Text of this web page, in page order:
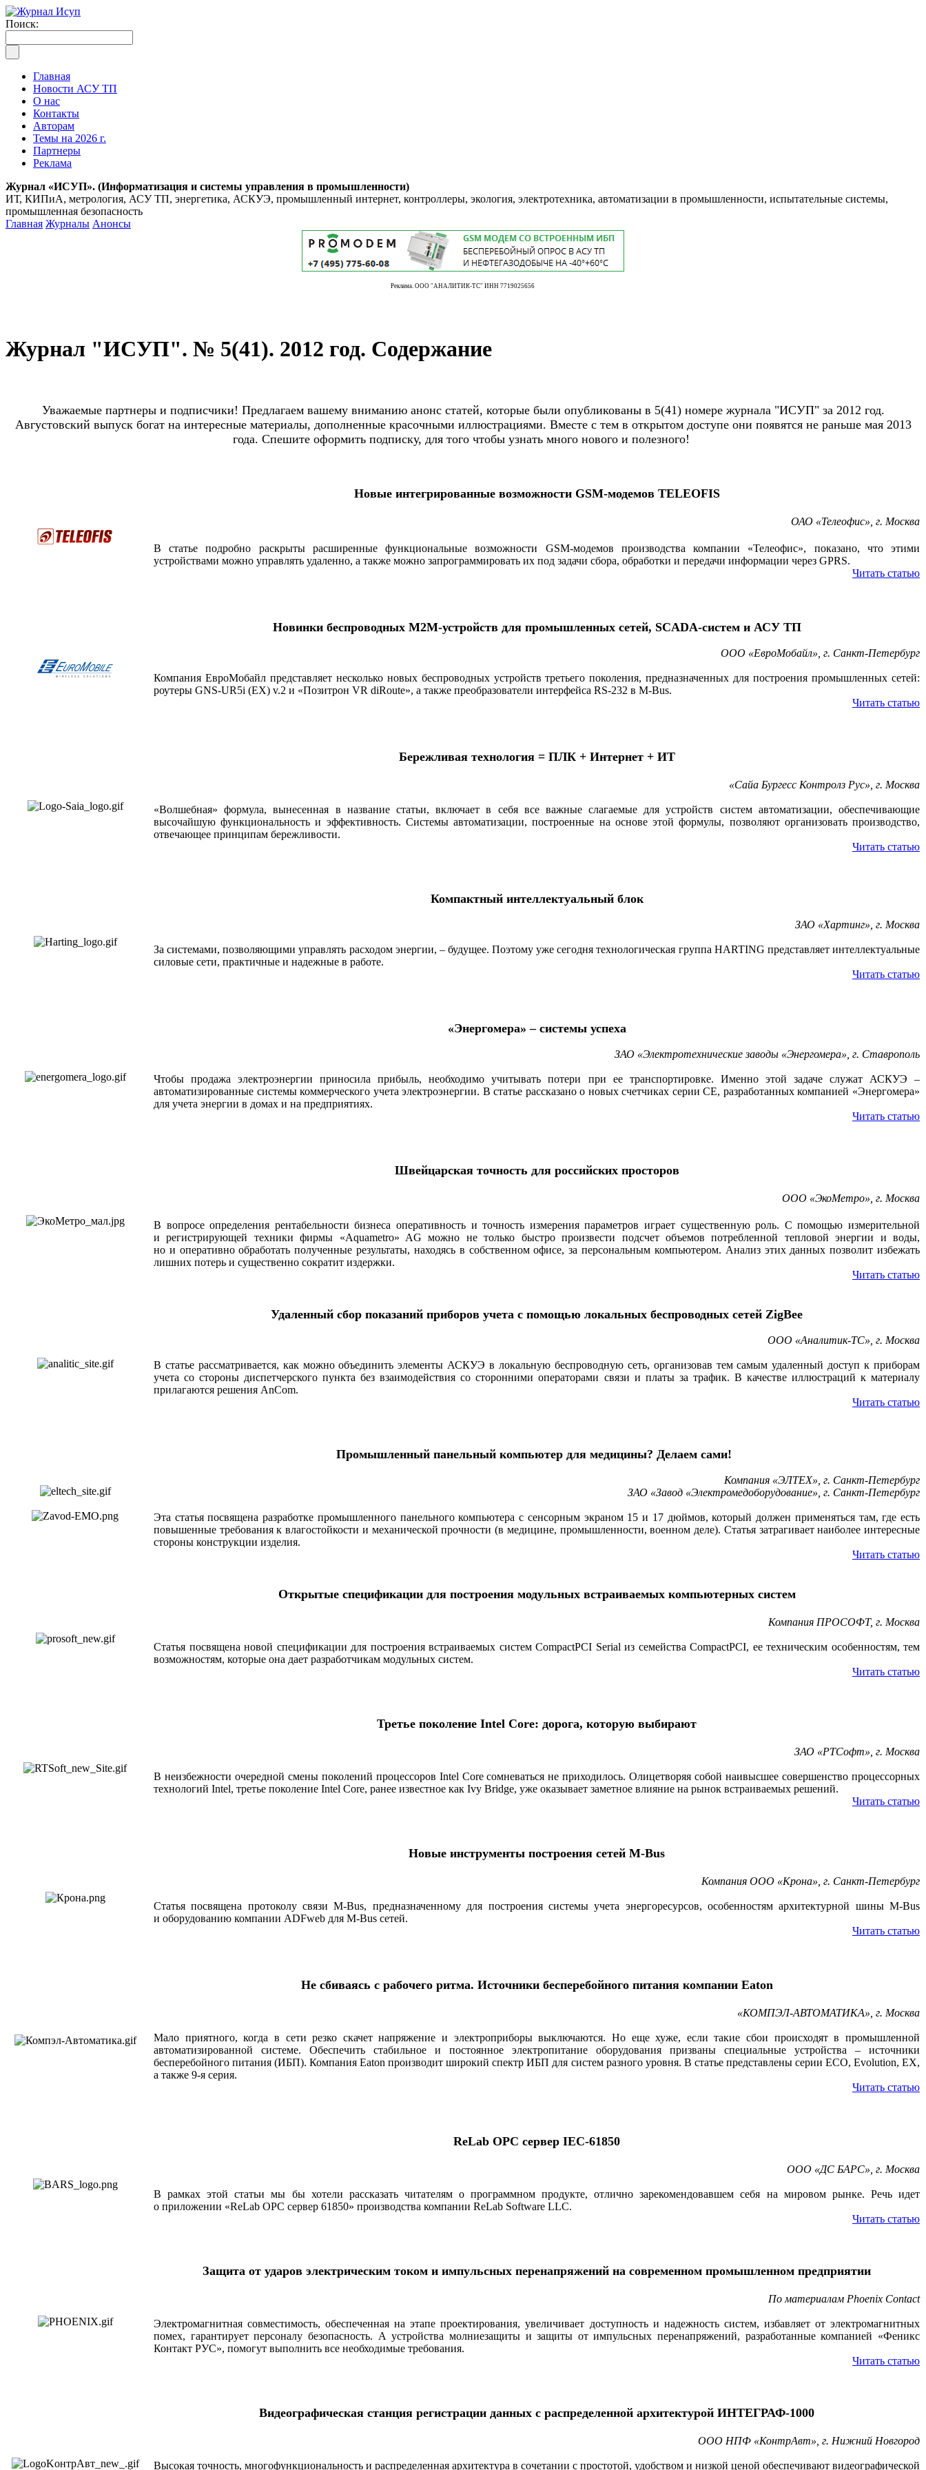
Поиск:
Главная
Новости АСУ ТП
О нас
Контакты
Авторам
Темы на 2026 г.
Партнеры
Реклама
Журнал «ИСУП». (Информатизация и системы управления в промышленности)
ИТ, КИПиА, метрология, АСУ ТП, энергетика, АСКУЭ, промышленный интернет, контроллеры, экология, электротехника, автоматизации в промышленности, испытательные системы,
промышленная безопасность
Главная Журналы Анонсы
Реклама. ООО "АНАЛИТИК-ТС" ИНН 7719025656
Журнал "ИСУП". № 5(41). 2012 год. Содержание
Уважаемые партнеры и подписчики! Предлагаем вашему вниманию анонс статей, которые были опубликованы в 5(41) номере журнала "ИСУП" за 2012 год.
Августовский выпуск богат на интересные материалы, дополненные красочными иллюстрациями. Вместе с тем в открытом доступе они появятся не раньше мая 2013
года. Спешите оформить подписку, для того чтобы узнать много нового и полезного!
Новые интегрированные возможности GSM-модемов TELEOFIS
ОАО «Телеофис», г. Москва
В статье подробно раскрыты расширенные функциональные возможности GSM-модемов производства компании «Телеофис», показано, что этими
устройствами можно управлять удаленно, а также можно запрограммировать их под задачи сбора, обработки и передачи информации через GPRS.
Читать статью
Новинки беспроводных M2M-устройств для промышленных сетей, SCADA-систем и АСУ ТП
ООО «ЕвроМобайл», г. Санкт-Петербург
Компания ЕвроМобайл представляет несколько новых беспроводных устройств третьего поколения, предназначенных для построения промышленных сетей:
роутеры GNS-UR5i (EX) v.2 и «Позитрон VR diRoute», а также преобразователи интерфейса RS-232 в M-Bus.
Читать статью
Бережливая технология = ПЛК + Интернет + ИТ
«Сайа Бургесс Контролз Рус», г. Москва
«Волшебная» формула, вынесенная в название статьи, включает в себя все важные слагаемые для устройств систем автоматизации, обеспечивающие
высочайшую функциональность и эффективность. Системы ­автоматизации, построенные на основе этой формулы, позволяют организовать производство,
отвечающее принципам бережливости.
Читать статью
Компактный интеллектуальный блок
ЗАО «Хартинг», г. Москва
За системами, позволяющими управлять расходом энергии, – будущее. Поэтому уже сегодня технологическая группа HARTING представляет интеллектуальные
силовые сети, практичные и надежные в работе.
Читать статью
«Энергомера» – системы успеха
ЗАО «Электротехнические заводы «Энергомера», г. Ставрополь
Чтобы продажа электроэнергии приносила прибыль, необходимо учитывать потери при ее транспортировке. Именно этой задаче служат АСКУЭ –
автоматизированные системы коммерческого учета электроэнергии. В статье рассказано о новых счетчиках серии CE, разработанных компанией «Энергомера»
для учета энергии в домах и на предприятиях.
Читать статью
Швейцарская точность для российских просторов
ООО «ЭкоМетро», г. Москва
В вопросе определения рентабельности бизнеса оперативность и точность измерения параметров играет существенную роль. С помощью измерительной
и регистрирующей техники фирмы «Aquametro» AG можно не только быстро произвести подсчет объемов потребленной тепловой энергии и воды,
но и оперативно обработать полученные результаты, находясь в собственном офисе, за персональным компьютером. Анализ этих данных позволит избежать
лишних потерь и существенно сократит издержки.
Читать статью
Удаленный сбор показаний приборов учета с помощью локальных беспроводных сетей ZigBee
ООО «Аналитик-ТС», г. Москва
В статье рассматривается, как можно объединить элементы АСКУЭ в локальную беспроводную сеть, организовав тем самым удаленный доступ к приборам
учета со стороны диспетчерского пункта без взаимодействия со сторонними операторами связи и платы за трафик. В качестве иллюстраций к материалу
прилагаются решения AnCom.
Читать статью
Промышленный панельный компьютер для медицины? Делаем сами!
Компания «ЭЛТЕХ», г. Санкт-Петербург
ЗАО «Завод «Электромедоборудование», г. Санкт-Петербург
Эта статья посвящена разработке промышленного панельного компьютера с сенсорным экраном 15 и 17 дюймов, который должен применяться там, где есть
повышенные требования к влагостойкости и механической проч­ности (в медицине, промышленности, военном деле). Статья затрагивает наиболее интересные
стороны конструкции изделия.
Читать статью
Открытые спецификации для построения модульных встраиваемых компьютерных систем
Компания ПРОСОФТ, г. Москва
Статья посвящена новой спецификации для построения встраиваемых систем CompactPCI Serial из семейства CompactPCI, ее техническим особенностям, тем
возможностям, которые она дает разработчикам модульных систем.
Читать статью
Третье поколение Intel Core: дорога, которую выбирают
ЗАО «РТСофт», г. Москва
В неизбежности очередной смены поколений процессоров Intel Core сомневаться не приходилось. Олицетворяя собой наивысшее совершенство процессорных
технологий Intel, третье поколение Intel Core, ранее известное как Ivy Bridge, уже оказывает заметное влияние на рынок встраиваемых решений.
Читать статью
Новые инструменты построения сетей M-Bus
Компания ООО «Крона», г. Санкт-Петербург
Cтатья посвящена протоколу связи M-Bus, предназначенному для построения системы учета энергоресурсов, особенностям архитектурной шины M-Bus
и оборудованию компании ADFweb для M-Bus сетей.
Читать статью
Не сбиваясь с рабочего ритма. Источники бесперебойного питания компании Eaton
«КОМПЭЛ-АВТОМАТИКА», г. Москва
Мало приятного, когда в сети резко скачет напряжение и электроприборы выключаются. Но еще хуже, если такие сбои происходят в промышленной
автоматизированной системе. Обеспечить стабильное и постоянное электро­питание оборудования призваны специальные устройства – источники
бесперебойного питания (ИБП). Компания Eaton производит широкий спектр ИБП для систем разного уровня. В статье представлены серии ECO, Evolution, EX,
а также 9-я серия.
Читать статью
ReLab OPC сервер IEC-61850
ООО «ДС БАРС», г. Москва
В рамках этой статьи мы бы хотели рассказать читателям о программном продукте, отлично зарекомендовавшем себя на мировом рынке. Речь идет
о приложении «ReLab OPC сервер 61850» производства компании ReLab Software LLC.
Читать статью
Защита от ударов электрическим током и импульсных перенапряжений на современном промышленном предприятии
По материалам Phoenix Contact
Электромагнитная совместимость, обеспеченная на этапе проектирования, увеличивает доступность и надежность систем, избавляет от электромагнитных
помех, гарантирует персоналу безопасность. А устройства молниезащиты и защиты от импульсных перенапряжений, разработанные компанией «Феникс
Контакт РУС», помогут выполнить все необходимые ­требования.
Читать статью
Видеографическая станция регистрации данных с распределенной архитектурой ИНТЕГРАФ-1000
ООО НПФ «КонтрАвт», г. Нижний Новгород
Высокая точность, многофункциональность и распределенная архитектура в сочетании с простотой, удобством и низкой ценой обеспечивают видеографической